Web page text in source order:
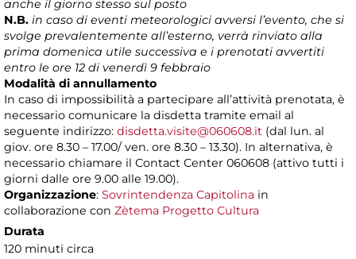
anche il giorno stesso sul posto
N.B. in caso di eventi meteorologici avversi l’evento, che si
svolge prevalentemente all’esterno, verrà rinviato alla
prima domenica utile successiva e i prenotati avvertiti
entro le ore 12 di venerdì 9 febbraio
Modalità di annullamento
In caso di impossibilità a partecipare all’attività prenotata, è
necessario comunicare la disdetta tramite email al
seguente indirizzo: disdetta.visite@060608.it (dal lun. al
giov. ore 8.30 – 17.00/ ven. ore 8.30 – 13.30). In alternativa, è
necessario chiamare il Contact Center 060608 (attivo tutti i
giorni dalle ore 9.00 alle 19.00).
Organizzazione: Sovrintendenza Capitolina in
collaborazione con Zètema Progetto Cultura
Durata
120 minuti circa